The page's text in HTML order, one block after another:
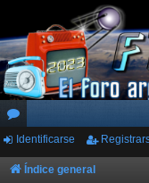
or
os
Identificarse
Índice general